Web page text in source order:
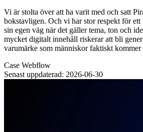
Vi är stolta över att ha varit med och satt
bokstavligen. Och vi har stor respekt för ett
sin egen väg när det gäller tema, ton och
mycket digitalt innehåll riskerar att bli
varumärke som människor faktiskt kommer
Case Webflow
Senast uppdaterad: 2026-06-30